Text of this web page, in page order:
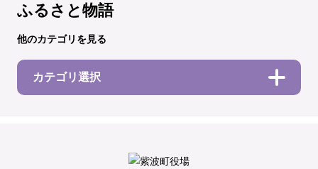
ふるさと物語
他のカテゴリを見る
カテゴリ選択